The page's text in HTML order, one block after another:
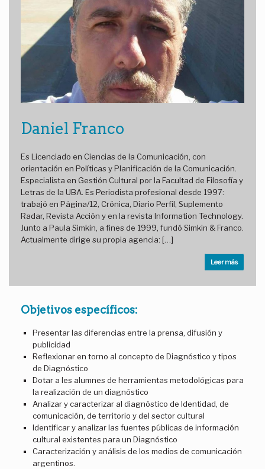
Daniel Franco
Es Licenciado en Ciencias de la Comunicación, con
orientación en Políticas y Planificación de la Comunicación.
Especialista en Gestión Cultural por la Facultad de Filosofía y
Letras de la UBA. Es Periodista profesional desde 1997:
trabajó en Página/12, Crónica, Diario Perfil, Suplemento
Radar, Revista Acción y en la revista Information Technology.
Junto a Paula Simkin, a fines de 1999, fundó Simkin & Franco.
Actualmente dirige su propia agencia: […]
Leer más
Objetivos específicos:
Presentar las diferencias entre la prensa, difusión y
publicidad
Reflexionar en torno al concepto de Diagnóstico y tipos
de Diagnóstico
Dotar a les alumnes de herramientas metodológicas para
la realización de un diagnóstico
Analizar y caracterizar al diagnóstico de Identidad, de
comunicación, de territorio y del sector cultural
Identificar y analizar las fuentes públicas de información
cultural existentes para un Diagnóstico
Caracterización y análisis de los medios de comunicación
argentinos.